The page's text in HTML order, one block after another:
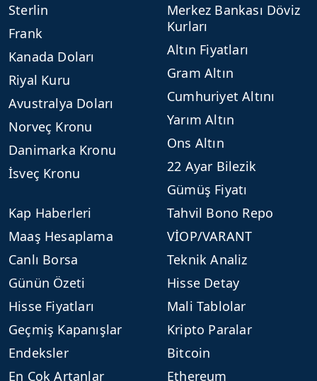
Sterlin
Frank
Kanada Doları
Riyal Kuru
Avustralya Doları
Norveç Kronu
Danimarka Kronu
İsveç Kronu
Merkez Bankası Döviz
Kurları
Altın Fiyatları
Gram Altın
Cumhuriyet Altını
Yarım Altın
Ons Altın
22 Ayar Bilezik
Gümüş Fiyatı
Kap Haberleri
Maaş Hesaplama
Canlı Borsa
Günün Özeti
Hisse Fiyatları
Geçmiş Kapanışlar
Endeksler
En Çok Artanlar
Tahvil Bono Repo
VİOP/VARANT
Teknik Analiz
Hisse Detay
Mali Tablolar
Kripto Paralar
Bitcoin
Ethereum